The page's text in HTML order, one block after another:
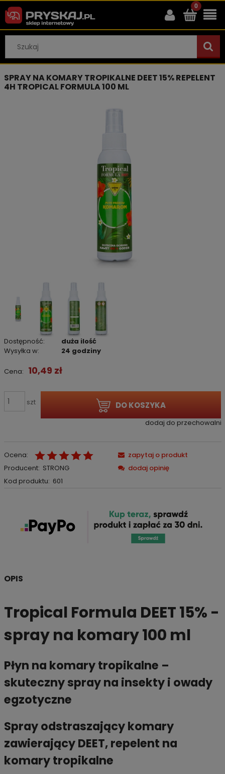
SPRAY NA KOMARY TROPIKALNE DEET 15% REPELENT
4H TROPICAL FORMULA 100 ML
Dostępność:
duża ilość
Wysyłka w:
24 godziny
Cena: 10,49 zł
szt DO KOSZYKA
dodaj do przechowalni
Ocena:
Producent: STRONG
Kod produktu: 601
zapytaj o produkt
dodaj opinię
OPIS
Tropical Formula DEET 15% -
spray na komary 100 ml
Płyn na komary tropikalne –
skuteczny spray na insekty i owady
egzotyczne
Spray odstraszający komary
zawierający DEET, repelent na
komary tropikalne